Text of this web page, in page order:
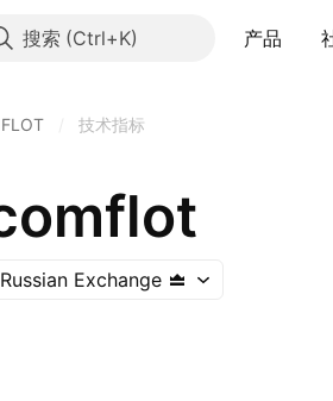
搜索 产品
FLOT 技术指标
Russian Exchange